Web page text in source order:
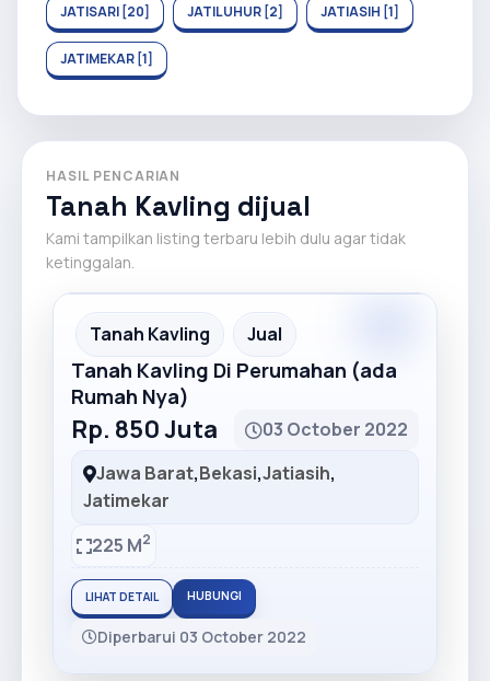
JATISARI [20] JATILUHUR [2] JATIASIH [1]
JATIMEKAR [1]
HASIL PENCARIAN
Tanah Kavling dijual
Kami tampilkan listing terbaru lebih dulu agar tidak
ketinggalan.
Recommended
Tanah Kavling Jual
Tanah Kavling Di Perumahan (ada
Rumah Nya)
Rp. 850 Juta
03 October 2022
Jawa Barat,Bekasi,Jatiasih,
Jatimekar
225 M2
LIHAT DETAIL HUBUNGI
Diperbarui 03 October 2022